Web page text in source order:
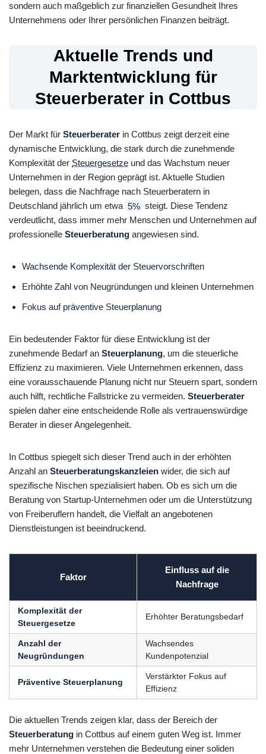
sondern auch maßgeblich zur finanziellen Gesundheit Ihres
Unternehmens oder Ihrer persönlichen Finanzen beiträgt.
Aktuelle Trends und
Marktentwicklung für
Steuerberater in Cottbus
Der Markt für Steuerberater in Cottbus zeigt derzeit eine
dynamische Entwicklung, die stark durch die zunehmende
Komplexität der Steuergesetze und das Wachstum neuer
Unternehmen in der Region geprägt ist. Aktuelle Studien
belegen, dass die Nachfrage nach Steuerberatern in
Deutschland jährlich um etwa 5% steigt. Diese Tendenz
verdeutlicht, dass immer mehr Menschen und Unternehmen auf
professionelle Steuerberatung angewiesen sind.
Wachsende Komplexität der Steuervorschriften
Erhöhte Zahl von Neugründungen und kleinen Unternehmen
Fokus auf präventive Steuerplanung
Ein bedeutender Faktor für diese Entwicklung ist der
zunehmende Bedarf an Steuerplanung, um die steuerliche
Effizienz zu maximieren. Viele Unternehmen erkennen, dass
eine vorausschauende Planung nicht nur Steuern spart, sondern
auch hilft, rechtliche Fallstricke zu vermeiden. Steuerberater
spielen daher eine entscheidende Rolle als vertrauenswürdige
Berater in dieser Angelegenheit.
In Cottbus spiegelt sich dieser Trend auch in der erhöhten
Anzahl an Steuerberatungskanzleien wider, die sich auf
spezifische Nischen spezialisiert haben. Ob es sich um die
Beratung von Startup-Unternehmen oder um die Unterstützung
von Freiberuflern handelt, die Vielfalt an angebotenen
Dienstleistungen ist beeindruckend.
Faktor
Einfluss auf die
Nachfrage
Komplexität der
Steuergesetze
Erhöhter Beratungsbedarf
Anzahl der
Neugründungen
Wachsendes
Kundenpotenzial
Präventive Steuerplanung
Verstärkter Fokus auf
Effizienz
Die aktuellen Trends zeigen klar, dass der Bereich der
Steuerberatung in Cottbus auf einem guten Weg ist. Immer
mehr Unternehmen verstehen die Bedeutung einer soliden